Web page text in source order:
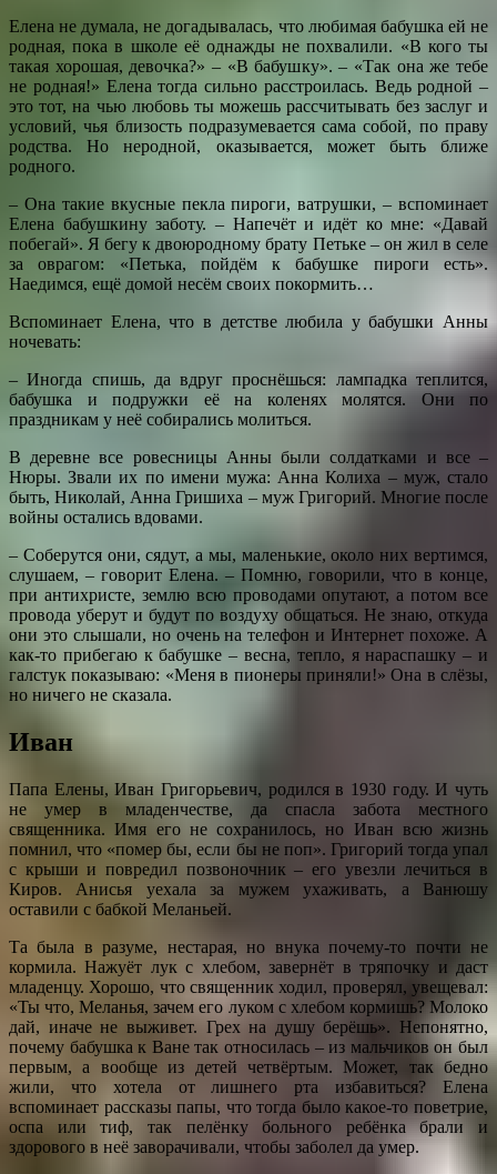
Елена не думала, не догадывалась, что любимая бабушка ей не
родная, пока в школе её однажды не похвалили. «В кого ты
такая хорошая, девочка?» – «В бабушку». – «Так она же тебе
не родная!» Елена тогда сильно расстроилась. Ведь родной –
это тот, на чью любовь ты можешь рассчитывать без заслуг и
условий, чья близость подразумевается сама собой, по праву
родства. Но неродной, оказывается, может быть ближе
родного.
– Она такие вкусные пекла пироги, ватрушки, – вспоминает
Елена бабушкину заботу. – Напечёт и идёт ко мне: «Давай
побегай». Я бегу к двоюродному брату Петьке – он жил в селе
за оврагом: «Петька, пойдём к бабушке пироги есть».
Наедимся, ещё домой несём своих покормить…
Вспоминает Елена, что в детстве любила у бабушки Анны
ночевать:
– Иногда спишь, да вдруг проснёшься: лампадка теплится,
бабушка и подружки её на коленях молятся. Они по
праздникам у неё собирались молиться.
В деревне все ровесницы Анны были солдатками и все –
Нюры. Звали их по имени мужа: Анна Колиха – муж, стало
быть, Николай, Анна Гришиха – муж Григорий. Многие после
войны остались вдовами.
– Соберутся они, сядут, а мы, маленькие, около них вертимся,
слушаем, – говорит Елена. – Помню, говорили, что в конце,
при антихристе, землю всю проводами опутают, а потом все
провода уберут и будут по воздуху общаться. Не знаю, откуда
они это слышали, но очень на телефон и Интернет похоже. А
как-то прибегаю к бабушке – весна, тепло, я нараспашку – и
галстук показываю: «Меня в пионеры приняли!» Она в слёзы,
но ничего не сказала.
Иван
Папа Елены, Иван Григорьевич, родился в 1930 году. И чуть
не умер в младенчестве, да спасла забота местного
священника. Имя его не сохранилось, но Иван всю жизнь
помнил, что «помер бы, если бы не поп». Григорий тогда упал
с крыши и повредил позвоночник – его увезли лечиться в
Киров. Анисья уехала за мужем ухаживать, а Ванюшу
оставили с бабкой Меланьей.
Та была в разуме, нестарая, но внука почему-то почти не
кормила. Нажуёт лук с хлебом, завернёт в тряпочку и даст
младенцу. Хорошо, что священник ходил, проверял, увещевал:
«Ты что, Меланья, зачем его луком с хлебом кормишь? Молоко
дай, иначе не выживет. Грех на душу берёшь». Непонятно,
почему бабушка к Ване так относилась – из мальчиков он был
первым, а вообще из детей четвёртым. Может, так бедно
жили, что хотела от лишнего рта избавиться? Елена
вспоминает рассказы папы, что тогда было какое-то поветрие,
оспа или тиф, так пелёнку больного ребёнка брали и
здорового в неё заворачивали, чтобы заболел да умер.